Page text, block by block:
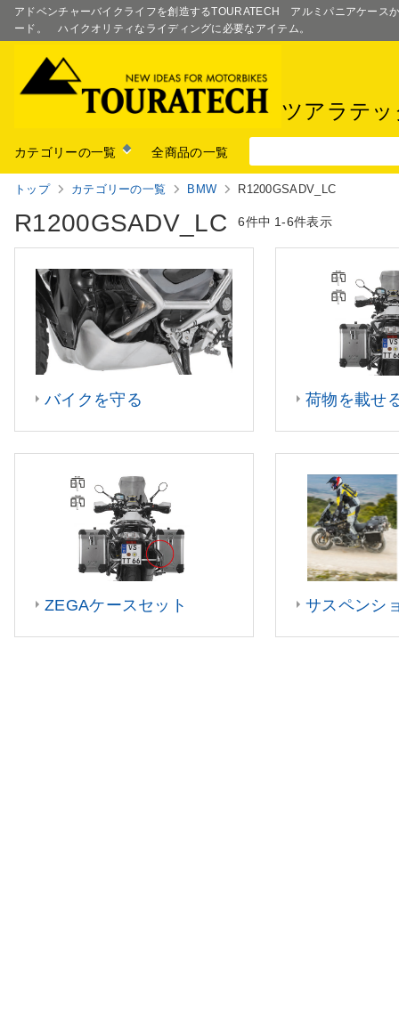
アドベンチャーバイクライフを創造するTOURATECH アルミパニアケース
ード。 ハイクオリティなライディングに必要なアイテム。
ツアラテ
カテゴリーの一覧 全商品の一覧
トップ カテゴリーの一覧 BMW R1200GSADV_LC
R1200GSADV_LC 6件中 1-6件表示
バイクを守る 荷物を載せ
ZEGAケースセット サスペンシ